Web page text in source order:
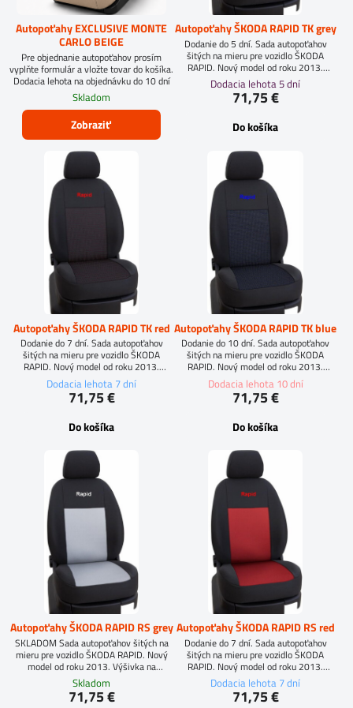
Autopoťahy EXCLUSIVE MONTE
CARLO BEIGE
Pre objednanie autopoťahov prosím
vyplňte formulár a vložte tovar do košíka.
Dodacia lehota na objednávku do 10 dní
Skladom
Zobraziť
Autopoťahy ŠKODA RAPID TK grey
Dodanie do 5 dní. Sada autopoťahov
šitých na mieru pre vozidlo ŠKODA
RAPID. Nový model od roku 2013.
Výšivka na predných sedadlách. Materiál:
Vysoko kvalitná čalúnícka tkanina.
Dodacia lehota 5 dní
71,75 €
Do košíka
Autopoťahy ŠKODA RAPID TK red
Dodanie do 7 dní. Sada autopoťahov
šitých na mieru pre vozidlo ŠKODA
RAPID. Nový model od roku 2013.
Výšivka na predných sedadlách. Materiál:
Dodacia lehota 7 dní
71,75 €
Do košíka
Autopoťahy ŠKODA RAPID TK blue
Dodanie do 10 dní. Sada autopoťahov
šitých na mieru pre vozidlo ŠKODA
RAPID. Nový model od roku 2013.
Výšivka na predných sedadlách. Materiál:
Dodacia lehota 10 dní
71,75 €
Do košíka
Autopoťahy ŠKODA RAPID RS grey
SKLADOM Sada autopoťahov šitých na
mieru pre vozidlo ŠKODA RAPID. Nový
model od roku 2013. Výšivka na
predných sedadlách. Materiál: Vysoko
Skladom
71,75 €
Autopoťahy ŠKODA RAPID RS red
Dodanie do 7 dní. Sada autopoťahov
šitých na mieru pre vozidlo ŠKODA
RAPID. Nový model od roku 2013.
Výšivka na predných sedadlách. Materiál:
Dodacia lehota 7 dní
71,75 €